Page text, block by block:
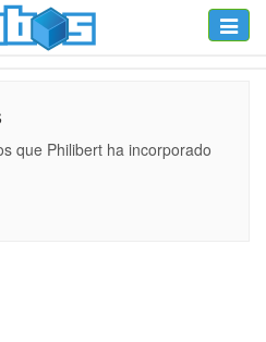
Toggle
que Philibert ha incorporado